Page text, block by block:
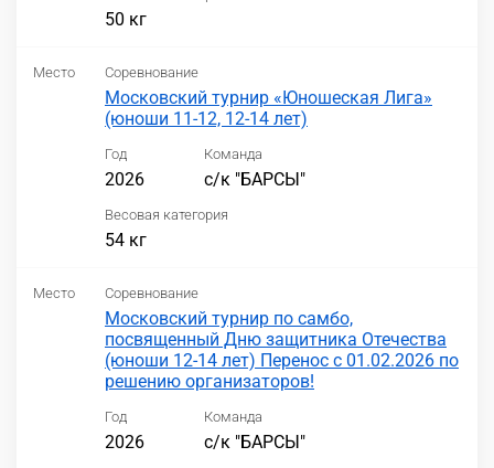
50 кг
Место Соревнование
Московский турнир «Юношеская Лига»
(юноши 11-12, 12-14 лет)
Год
2026
Команда
с/к "БАРСЫ"
Весовая категория
54 кг
Место Соревнование
Московский турнир по самбо,
посвященный Дню защитника Отечества
(юноши 12-14 лет) Перенос с 01.02.2026 по
решению организаторов!
Год
2026
Команда
с/к "БАРСЫ"